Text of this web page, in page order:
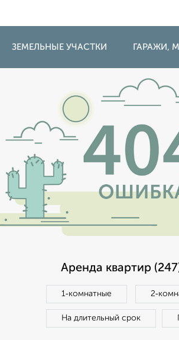
ЗЕМЕЛЬНЫЕ УЧАСТКИ ГАРАЖИ,
Аренда квартир
1‑комнатные
На длительный срок